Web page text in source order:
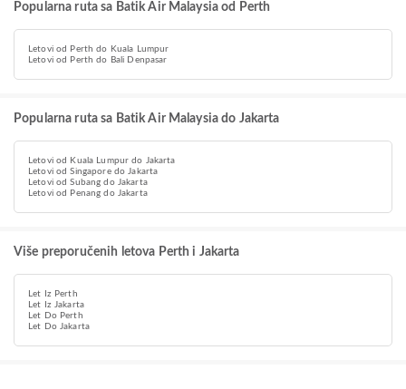
Popularna ruta sa Batik Air Malaysia od Perth
Letovi od Perth do Kuala Lumpur
Letovi od Perth do Bali Denpasar
Popularna ruta sa Batik Air Malaysia do Jakarta
Letovi od Kuala Lumpur do Jakarta
Letovi od Singapore do Jakarta
Letovi od Subang do Jakarta
Letovi od Penang do Jakarta
Više preporučenih letova Perth i Jakarta
Let Iz Perth
Let Iz Jakarta
Let Do Perth
Let Do Jakarta